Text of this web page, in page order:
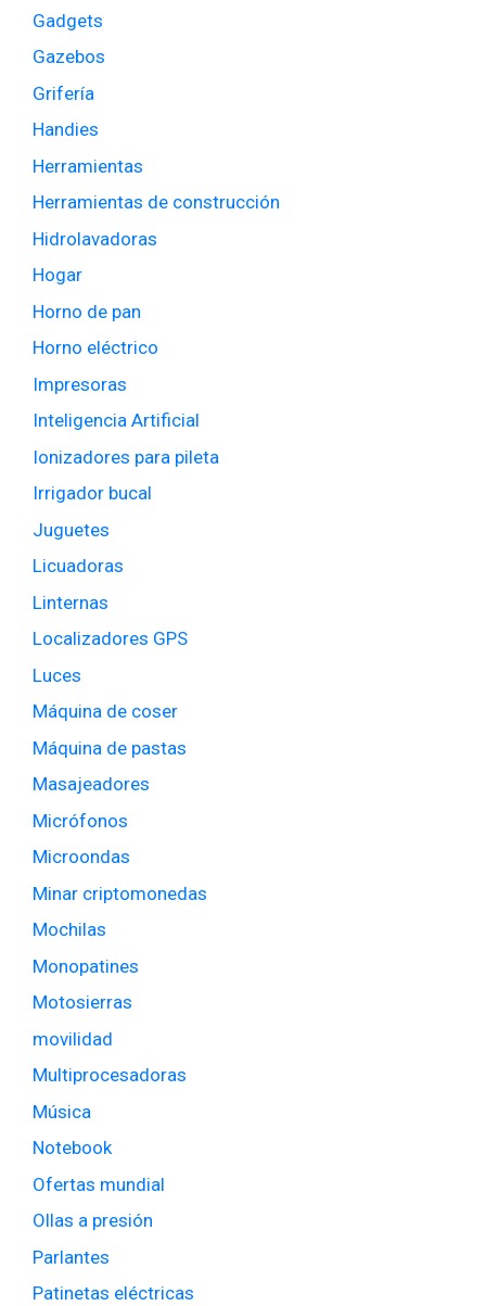
Gadgets
Gazebos
Grifería
Handies
Herramientas
Herramientas de construcción
Hidrolavadoras
Hogar
Horno de pan
Horno eléctrico
Impresoras
Inteligencia Artificial
Ionizadores para pileta
Irrigador bucal
Juguetes
Licuadoras
Linternas
Localizadores GPS
Luces
Máquina de coser
Máquina de pastas
Masajeadores
Micrófonos
Microondas
Minar criptomonedas
Mochilas
Monopatines
Motosierras
movilidad
Multiprocesadoras
Música
Notebook
Ofertas mundial
Ollas a presión
Parlantes
Patinetas eléctricas